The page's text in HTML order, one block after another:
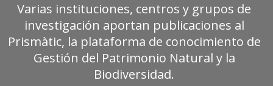
Varias instituciones, centros y grupos de
investigación aportan publicaciones al
Prismàtic, la plataforma de conocimiento de
Gestión del Patrimonio Natural y la
Biodiversidad.